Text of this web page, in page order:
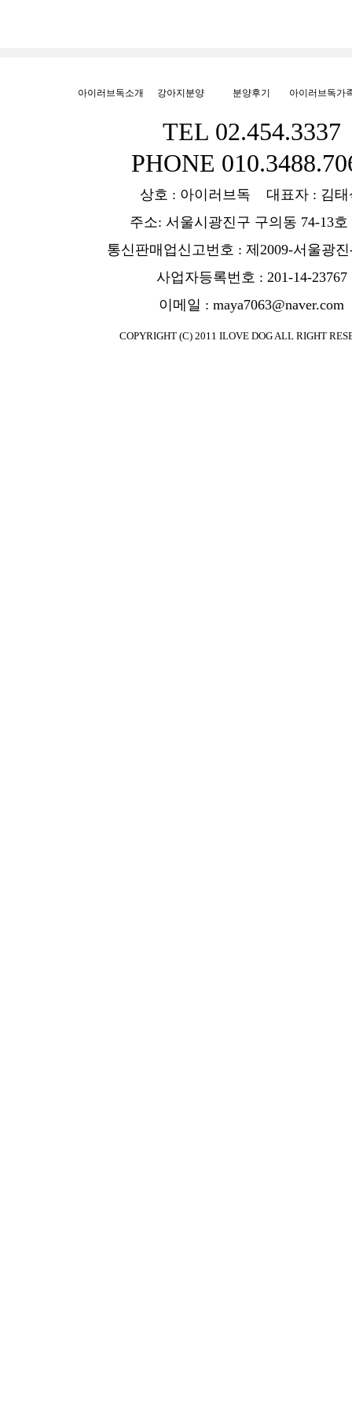
아이러브독소개 강아지분양 분양후기 아이러브독가
TEL 02.454.3337
PHONE
상호 : 아이러브독 대표자 : 김태
주소: 서울시광진구 구의동 74-13호
통신판매업신고번호 : 제2009-서울광진
사업자등록번호 : 201-14-23767
이메일 : maya7063@naver.com
COPYRIGHT (C) 2011 ILOVE DOG ALL RIGHT